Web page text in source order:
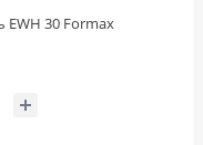
EWH 30 Formax